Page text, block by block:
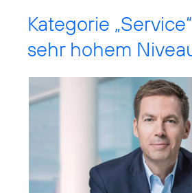
Kategorie
sehr hohem